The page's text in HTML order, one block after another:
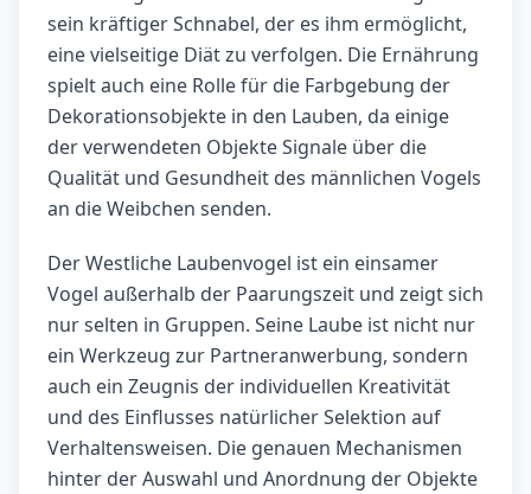
sein kräftiger Schnabel, der es ihm ermöglicht,
eine vielseitige Diät zu verfolgen. Die Ernährung
spielt auch eine Rolle für die Farbgebung der
Dekorationsobjekte in den Lauben, da einige
der verwendeten Objekte Signale über die
Qualität und Gesundheit des männlichen Vogels
an die Weibchen senden.
Der Westliche Laubenvogel ist ein einsamer
Vogel außerhalb der Paarungszeit und zeigt sich
nur selten in Gruppen. Seine Laube ist nicht nur
ein Werkzeug zur Partneranwerbung, sondern
auch ein Zeugnis der individuellen Kreativität
und des Einflusses natürlicher Selektion auf
Verhaltensweisen. Die genauen Mechanismen
hinter der Auswahl und Anordnung der Objekte